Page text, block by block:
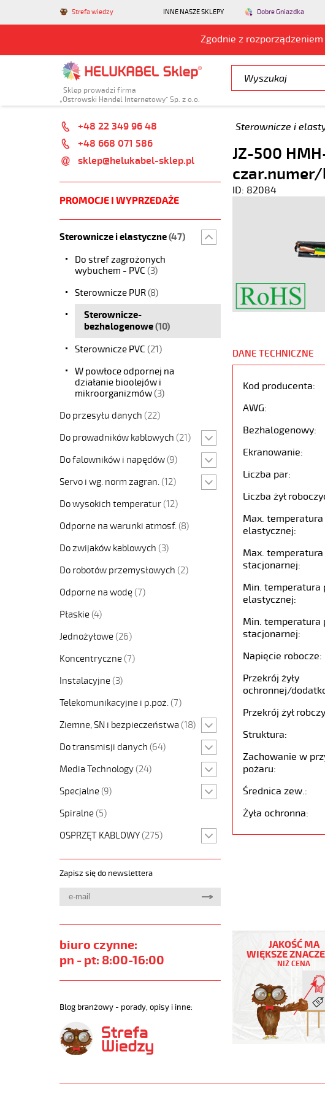
Strefa wiedzy INNE NASZE SKLEPY Dobre Gniazdka
Zgodnie z
Sklep prowadzi firma
„Ostrowski Handel Internetowy” Sp. z o.o.
+48 22 349 96 48
+48 668 071 586
sklep@helukabel-sklep.pl
PROMOCJE I WYPRZEDAŻE
Sterownicze i elastyczne(47)
Do stref zagrożonych
wybuchem - PVC (3)
Sterownicze PUR(8)
Sterownicze-
bezhalogenowe(10)
Sterownicze PVC (21)
W powłoce odpornej na
działanie bioolejów i
mikroorganizmów(3)
Do przesyłu danych (22)
Do prowadników kablowych (21)
Do falowników i napędów (9)
Servo i wg. norm zagran. (12)
Do wysokich temperatur (12)
Odporne na warunki atmosf. (8)
Do zwijaków kablowych (3)
Do robotów przemysłowych (2)
Odporne na wodę (7)
Płaskie (4)
Jednożyłowe (26)
Koncentryczne (7)
Instalacyjne (3)
Telekomunikacyjne i p.poż. (7)
Ziemne, SN i bezpieczeństwa (18)
Do transmisji danych (64)
Media Technology (24)
Specjalne (9)
Spiralne (5)
OSPRZĘT KABLOWY (275)
Zapisz się do newslettera
biuro czynne:
pn - pt: 8:00-16:00
Blog branżowy - porady, opisy i inne:
Sterownicze i
JZ-500
ID: 82084
DANE TECHNICZNE
Kod producenta:
AWG:
Bezhalogenowy:
Ekranowanie:
Liczba par:
Liczba żył
Max.
elastycznej:
Max.
stacjonarnej:
Min. temperatura
elastycznej:
Min. temperatura
stacjonarnej:
Napięcie robocze:
Przekrój żyły
ochronnej/
Przekrój żył
Struktura:
Zachowanie w
pożaru:
Średnica zew.:
Żyła ochronna:
HMH-
Kabel
elastyczny
300/500V
czar.numer/bezh
JZ-
JAKOŚĆ MA
WIĘKSZE
NIŻ CENA